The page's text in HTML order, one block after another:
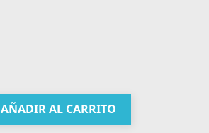
AÑADIR AL CARRITO